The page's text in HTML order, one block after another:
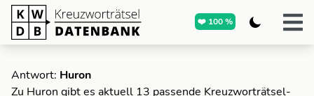
❤️ 100 %
Antwort: Huron
Zu Huron gibt es aktuell 13 passende Kreuzworträtsel-